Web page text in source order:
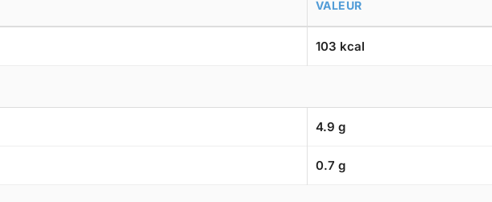
VALEUR
103 kcal
4.9 g
0.7 g